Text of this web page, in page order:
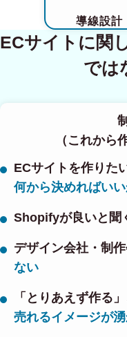
導線設計
ECサイトに関
では
（これから
ECサイトを作りた
何から決めればい
Shopifyが良いと聞
デザイン会社・制作
ない
「とりあえず作る
売れるイメージが